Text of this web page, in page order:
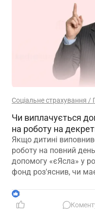
Соціальне страхування /
Чи виплачується
на роботу на
Якщо дитині
роботу на повний
допомогу «єЯсла» у
фонд роз'яснив, чи
3